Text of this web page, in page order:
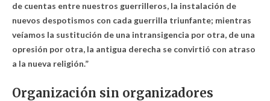
de cuentas entre nuestros guerrilleros, la instalación de
nuevos despotismos con cada guerrilla triunfante; mientras
veíamos la sustitución de una intransigencia por otra, de una
opresión por otra, la antigua derecha se convirtió con atraso
a la nueva religión.”
Organización sin organizadores